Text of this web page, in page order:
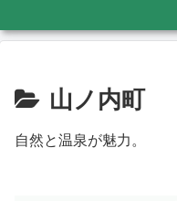
山ノ内町
自然と温泉が魅力。